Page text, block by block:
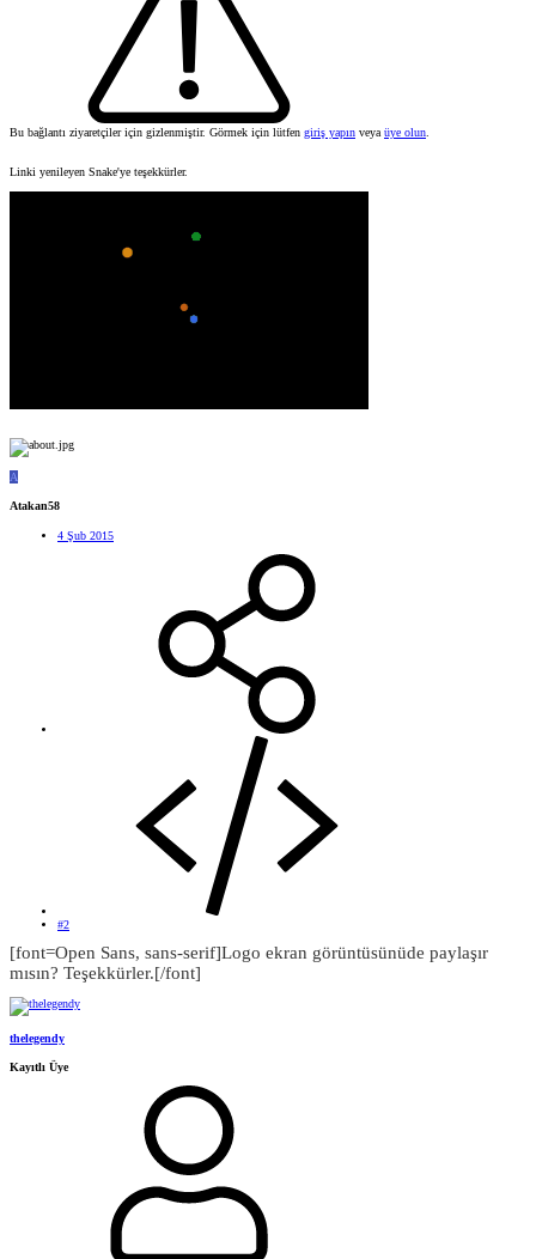
Bu bağlantı ziyaretçiler için gizlenmiştir. Görmek için lütfen giriş yapın veya üye olun
Linki yenileyen Snake'ye teşekkürler.
A
Atakan58
4 Şub 2015
#2
[font=Open Sans, sans-serif]Logo ekran görüntüsünüde paylaşır
mısın? Teşekkürler.[/font]
thelegendy
Kayıtlı Üye